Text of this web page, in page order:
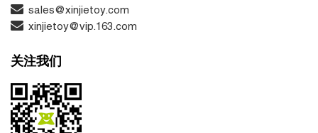
sales@xinjietoy.com
xinjietoy@vip.163.com
关注我们